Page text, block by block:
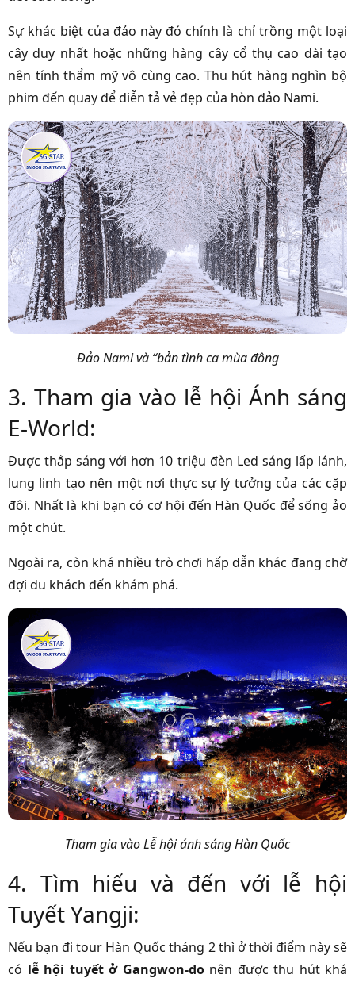
Sự khác biệt của đảo này đó chính là chỉ trồng một loại
cây duy nhất hoặc những hàng cây cổ thụ cao dài tạo
nên tính thẩm mỹ vô cùng cao. Thu hút hàng nghìn bộ
phim đến quay để diễn tả vẻ đẹp của hòn đảo Nami.
Đảo Nami và “bản tình ca mùa đông
3. Tham gia vào lễ hội Ánh sáng
E-World:
Được thắp sáng với hơn 10 triệu đèn Led sáng lấp lánh,
lung linh tạo nên một nơi thực sự lý tưởng của các cặp
đôi. Nhất là khi bạn có cơ hội đến Hàn Quốc để sống ảo
một chút.
Ngoài ra, còn khá nhiều trò chơi hấp dẫn khác đang chờ
đợi du khách đến khám phá.
Tham gia vào Lễ hội ánh sáng Hàn Quốc
4. Tìm hiểu và đến với lễ hội
Tuyết Yangji:
Nếu bạn đi tour Hàn Quốc tháng 2 thì ở thời điểm này sẽ
có lễ hội tuyết ở Gangwon-donên được thu hút khá